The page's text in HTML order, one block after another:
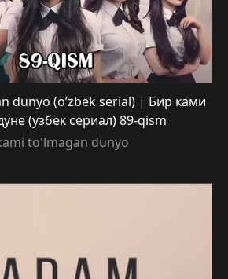
dunyo (o’zbek serial) | Бир ками
(узбек сериал) 89-qism
to'lmagan dunyo